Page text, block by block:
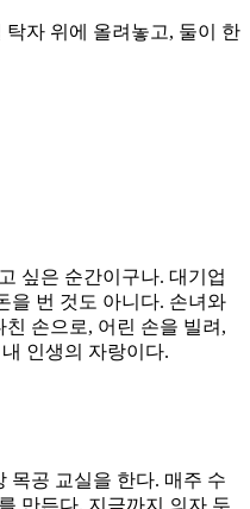
자 위에 올려놓고, 둘이 한
싶은 순간이구나. 대기업
을 번 것도 아니다. 손녀와
손으로, 어린 손을 빌려,
인생의 자랑이다.
목공 교실을 한다. 매주 수